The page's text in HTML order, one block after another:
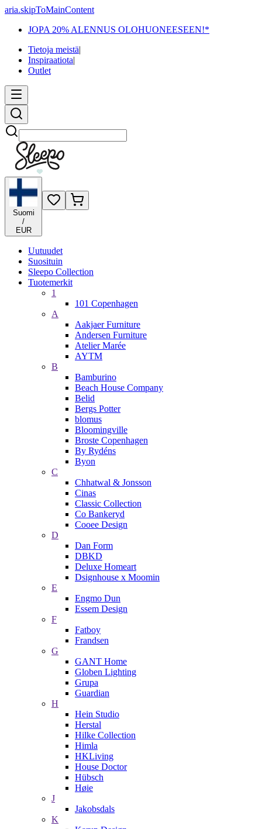
aria.skipToMainContent
JOPA 20% ALENNUS OLOHUONEESEEN!*
Tietoja meistä|
Inspiraatiota|
Outlet
Etsi
Suomi
/
EUR
Uutuudet
Suosituin
Sleepo Collection
Tuotemerkit
1
101 Copenhagen
A
Aakjaer Furniture
Andersen Furniture
Atelier Marée
AYTM
B
Bamburino
Beach House Company
Belid
Bergs Potter
blomus
Bloomingville
Broste Copenhagen
By Rydéns
Byon
C
Chhatwal & Jonsson
Cinas
Classic Collection
Co Bankeryd
Cooee Design
D
Dan Form
DBKD
Deluxe Homeart
Dsignhouse x Moomin
E
Engmo Dun
Essem Design
F
Fatboy
Frandsen
G
GANT Home
Globen Lighting
Grupa
Guardian
H
Hein Studio
Herstal
Hilke Collection
Himla
HKLiving
House Doctor
Hübsch
Høie
J
Jakobsdals
K